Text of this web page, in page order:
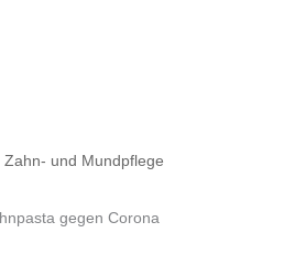
Zahn- und Mundpflege